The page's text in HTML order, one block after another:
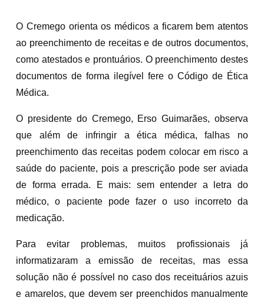
O Cremego orienta os médicos a ficarem bem atentos
ao preenchimento de receitas e de outros documentos,
como atestados e prontuários. O preenchimento destes
documentos de forma ilegível fere o Código de Ética
Médica.
O presidente do Cremego, Erso Guimarães, observa
que além de infringir a ética médica, falhas no
preenchimento das receitas podem colocar em risco a
saúde do paciente, pois a prescrição pode ser aviada
de forma errada. E mais: sem entender a letra do
médico, o paciente pode fazer o uso incorreto da
medicação.
Para evitar problemas, muitos profissionais já
informatizaram a emissão de receitas, mas essa
solução não é possível no caso dos receituários azuis
e amarelos, que devem ser preenchidos manualmente